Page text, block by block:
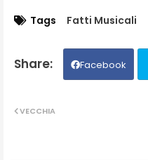
Tags Fatti Musicali
Facebook
VECCHIA